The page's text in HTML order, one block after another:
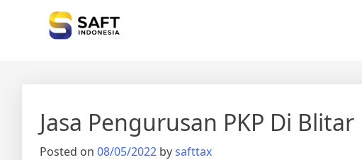
Solisi Perjakan Anda
Jasa Pengurusan PKP Di Blitar
Posted on 08/05/2022 bysafttax